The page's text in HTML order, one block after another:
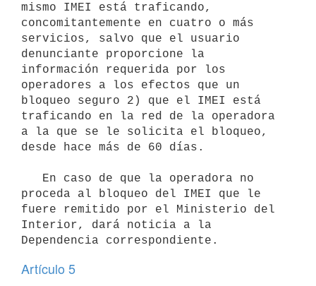
mismo IMEI está traficando,
concomitantemente en cuatro o más
servicios, salvo que el usuario
denunciante proporcione la
información requerida por los
operadores a los efectos que un
bloqueo seguro 2) que el IMEI está
traficando en la red de la operadora
a la que se le solicita el bloqueo,
desde hace más de 60 días.
proceda al bloqueo del IMEI que le
fuere remitido por el Ministerio del
Interior, dará noticia a la
Artículo 5